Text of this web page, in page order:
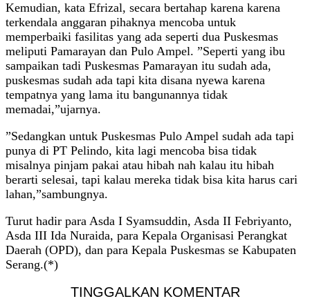
Kemudian, kata Efrizal, secara bertahap karena karena
terkendala anggaran pihaknya mencoba untuk
memperbaiki fasilitas yang ada seperti dua Puskesmas
meliputi Pamarayan dan Pulo Ampel. ”Seperti yang ibu
sampaikan tadi Puskesmas Pamarayan itu sudah ada,
puskesmas sudah ada tapi kita disana nyewa karena
tempatnya yang lama itu bangunannya tidak
memadai,”ujarnya.
”Sedangkan untuk Puskesmas Pulo Ampel sudah ada tapi
punya di PT Pelindo, kita lagi mencoba bisa tidak
misalnya pinjam pakai atau hibah nah kalau itu hibah
berarti selesai, tapi kalau mereka tidak bisa kita harus cari
lahan,”sambungnya.
Turut hadir para Asda I Syamsuddin, Asda II Febriyanto,
Asda III Ida Nuraida, para Kepala Organisasi Perangkat
Daerah (OPD), dan para Kepala Puskesmas se Kabupaten
Serang.(*)
TINGGALKAN KOMENTAR